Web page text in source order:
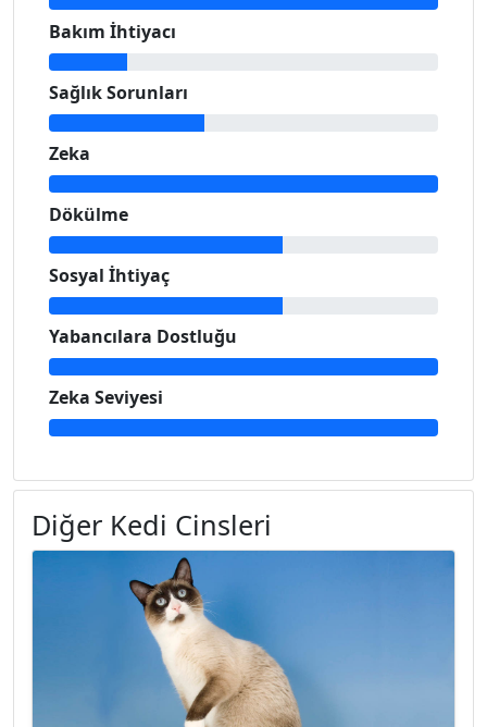
Bakım İhtiyacı
Sağlık Sorunları
Zeka
Dökülme
Sosyal İhtiyaç
Yabancılara Dostluğu
Zeka Seviyesi
Diğer Kedi Cinsleri